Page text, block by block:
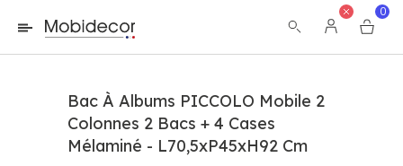
La boutique ne fonctionnera pas correctement dans le cas où
les cookies sont désactivés.
0
Bac À Albums PICCOLO Mobile 2
Colonnes 2 Bacs + 4 Cases
Mélaminé - L70,5xP45xH92 Cm